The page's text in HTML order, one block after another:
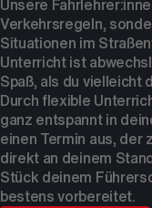
Unsere
Verkehrsregeln,
Situationen im
Unterricht ist
Spaß, als du vielleicht
Durch flexible
ganz entspannt in
einen Termin aus, der
direkt an deinem
Stück deinem
bestens vorbereitet.